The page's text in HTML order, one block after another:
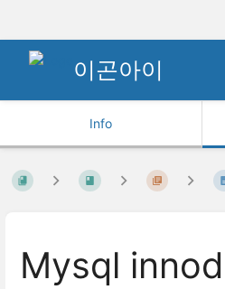
이곤아이
Info
Mysql